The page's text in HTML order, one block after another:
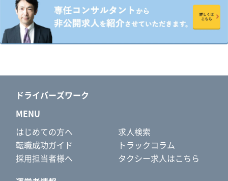
ドライバーズワーク
MENU
はじめての方へ
求人検索
転職成功ガイド
トラックコラム
採用担当者様へ
タクシー求人はこちら